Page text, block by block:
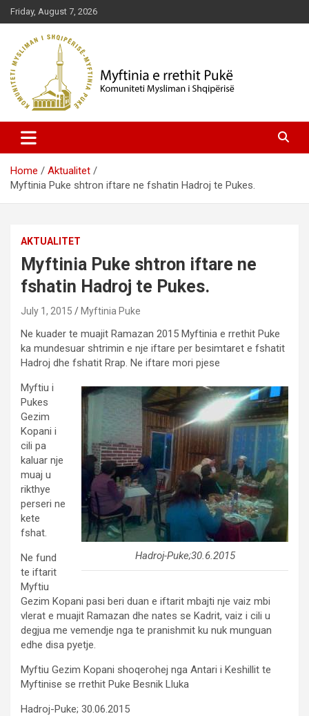
Skip
to
content
Friday, August 7, 2026
Myftinia Pukë | Faqja Zyrtare
Home
Aktualitet
Myftinia Puke shtron iftare ne fshatin Hadroj te Pukes.
AKTUALITET
Myftinia Puke shtron iftare ne
fshatin Hadroj te Pukes.
July 1, 2015 Myftinia Puke
Ne kuader te muajit Ramazan 2015 Myftinia e rrethit Puke
ka mundesuar shtrimin e nje iftare per besimtaret e fshatit
Hadroj dhe fshatit Rrap. Ne iftare mori pjese
Hadroj-Puke;30.6.2015
Myftiu i
Pukes
Gezim
Kopani i
cili pa
kaluar nje
muaj u
rikthye
perseri ne
kete
fshat.
Ne fund
te iftarit
Myftiu
Gezim Kopani pasi beri duan e iftarit mbajti nje vaiz mbi
vlerat e muajit Ramazan dhe nates se Kadrit, vaiz i cili u
degjua me vemendje nga te pranishmit ku nuk munguan
edhe disa pyetje.
Myftiu Gezim Kopani shoqerohej nga Antari i Keshillit te
Myftinise se rrethit Puke Besnik Lluka
Hadroj-Puke; 30.06.2015